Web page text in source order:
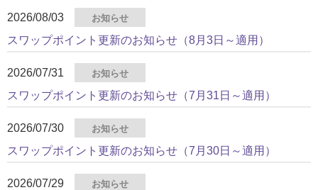
2026/08/03 お知らせ
スワップポイント更新のお知らせ（8月3日～適用）
2026/07/31 お知らせ
スワップポイント更新のお知らせ（7月31日～適用）
2026/07/30 お知らせ
スワップポイント更新のお知らせ（7月30日～適用）
2026/07/29 お知らせ